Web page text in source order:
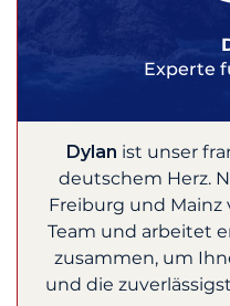
Experte
Dylan ist unser
deutschem Herz.
Freiburg und Mainz
Team und arbeitet
zusammen, um
und die